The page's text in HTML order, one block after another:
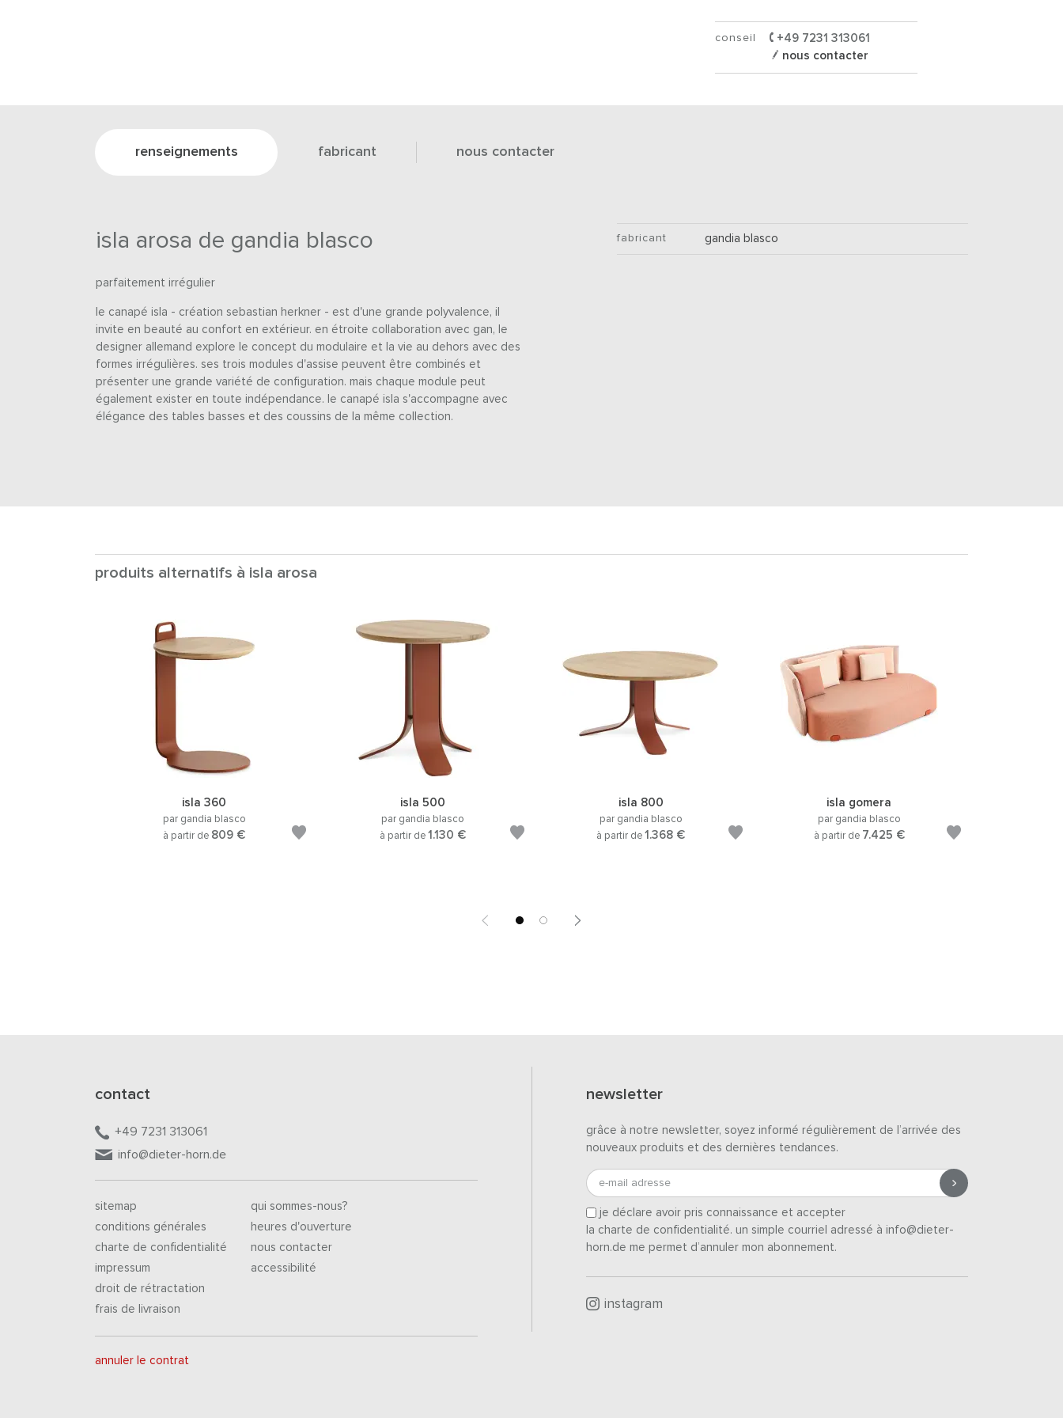
conseil
+49 7231 313061
nous contacter
renseignements fabricant nous contacter
isla arosa de gandia blasco
parfaitement irrégulier
le canapé isla - création sebastian herkner - est d'une grande polyvalence, il
invite en beauté au confort en extérieur. en étroite collaboration avec gan, le
designer allemand explore le concept du modulaire et la vie au dehors avec des
formes irrégulières. ses trois modules d'assise peuvent être combinés et
présenter une grande variété de configuration. mais chaque module peut
également exister en toute indépendance. le canapé isla s'accompagne avec
élégance des tables basses et des coussins de la même collection.
fabricant gandia blasco
produits alternatifs à isla arosa
isla 360
par gandia blasco
à partir de 809 €
isla 500
par gandia blasco
à partir de 1.130 €
isla 800
par gandia blasco
à partir de 1.368 €
isla gomera
par gandia blasco
à partir de 7.425 €
contact
+49 7231 313061
info@dieter-horn.de
sitemap
conditions générales
charte de confidentialité
impressum
droit de rétractation
frais de livraison
qui sommes-nous?
heures d'ouverture
nous contacter
accessibilité
annuler le contrat
newsletter
grâce à notre newsletter, soyez informé régulièrement de l’arrivée des
nouveaux produits et des dernières tendances.
e-mail adresse
je déclare avoir pris connaissance et accepter
la charte de confidentialité. un simple courriel adressé à info@dieter-
horn.de me permet d’annuler mon abonnement.
instagram